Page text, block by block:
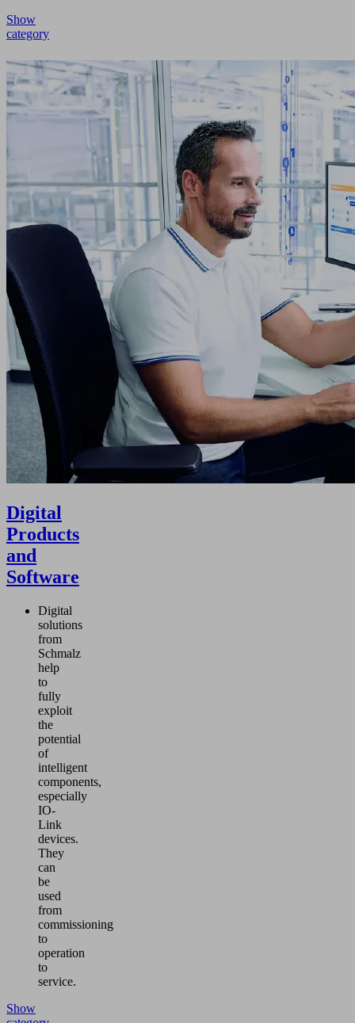
Show
category
Digital
Products
and
Software
Digital
solutions
from
Schmalz
help
to
fully
exploit
the
potential
of
intelligent
components,
especially
IO-
Link
devices.
They
can
be
used
from
commissioning
to
operation
to
service.
Show